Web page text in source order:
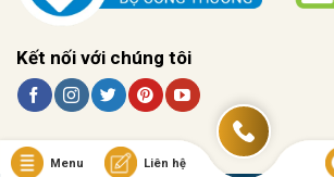
Kết nối với chúng tôi
Menu Liên hệ